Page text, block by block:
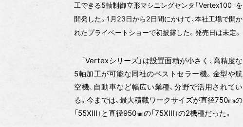
工できる5軸制御立形マシニングセンタ「Vertex100」を
開発した。1月23日から2日間にかけて、本社工場で開か
れたプライベートショーで初披露した。発売日は未定。
「Vertexシリーズ」は設置面積が小さく、高精度な
5軸加工が可能な同社のベストセラー機。金型や航
空機、自動車など幅広い業種、分野で活用されてい
る。今までは、最大積載ワークサイズが直径750㎜の
「55XⅢ」と直径950㎜の「75XⅢ」の2機種だった。